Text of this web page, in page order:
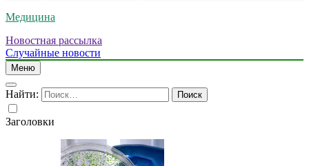
Медицина
Новостная рассылка
Случайные новости
Меню
Найти:
Заголовки